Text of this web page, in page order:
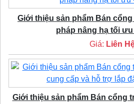
Giới thiệu sản phẩm Bán
pháp nâng hạ tối ưu
Giá: Liên
Giới thiệu sản phẩm Bán cổng